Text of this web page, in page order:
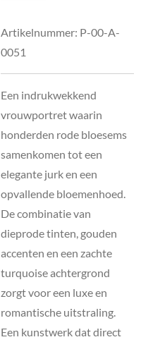
Artikelnummer: P-00-A-
0051
Een indrukwekkend
vrouwportret waarin
honderden rode bloesems
samenkomen tot een
elegante jurk en een
opvallende bloemenhoed.
De combinatie van
dieprode tinten, gouden
accenten en een zachte
turquoise achtergrond
zorgt voor een luxe en
romantische uitstraling.
Een kunstwerk dat direct